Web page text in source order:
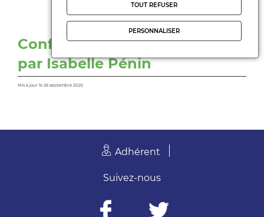
FCPE
Conférence gesticulée de et
par Isabelle Pénin
Mis à jour le 26 septembre 2025
Adhérent
Suivez-nous
TOUT REFUSER
PERSONNALISER